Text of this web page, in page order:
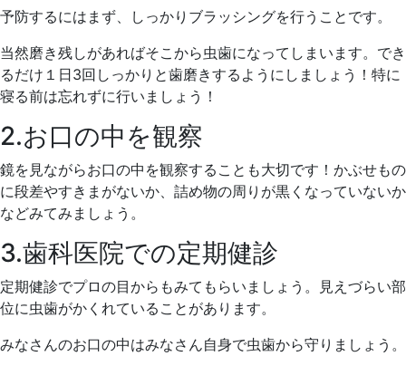
予防するにはまず、しっかりブラッシングを行うことです。
当然磨き残しがあればそこから虫歯になってしまいます。でき
るだけ１日3回しっかりと歯磨きするようにしましょう！特に
寝る前は忘れずに行いましょう！
2.お口の中を観察
鏡を見ながらお口の中を観察することも大切です！かぶせもの
に段差やすきまがないか、詰め物の周りが黒くなっていないか
などみてみましょう。
3.歯科医院での定期健診
定期健診でプロの目からもみてもらいましょう。見えづらい部
位に虫歯がかくれていることがあります。
みなさんのお口の中はみなさん自身で虫歯から守りましょう。